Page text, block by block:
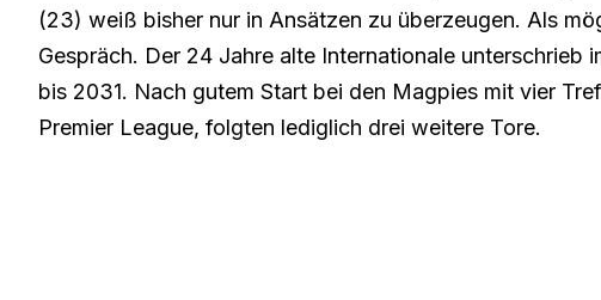
(23) weiß bisher nur in Ansätzen zu überzeugen. Als
Gespräch. Der 24 Jahre alte Internationale unterschrieb
bis 2031. Nach gutem Start bei den Magpies mit vier
Premier League, folgten lediglich drei weitere Tore.